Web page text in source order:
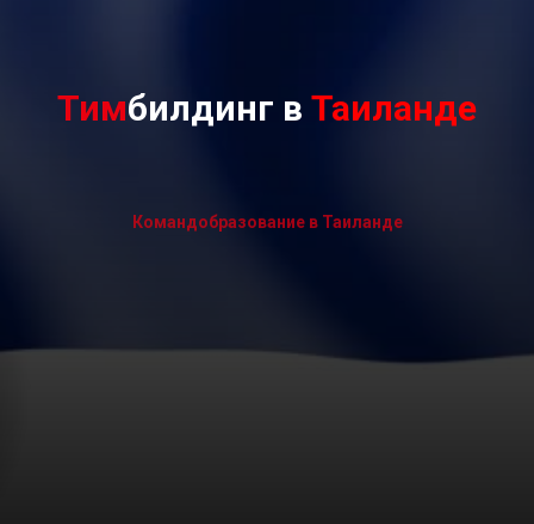
Тимбилдинг в Таиланде
Командобразование в Таиланде